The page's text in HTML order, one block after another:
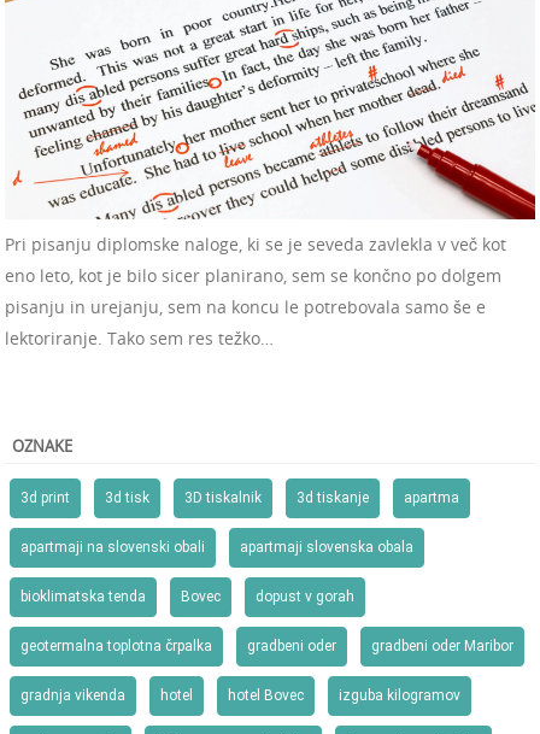
Pri pisanju diplomske naloge, ki se je seveda zavlekla v več kot
eno leto, kot je bilo sicer planirano, sem se končno po dolgem
pisanju in urejanju, sem na koncu le potrebovala samo še e
lektoriranje. Tako sem res težko…
OZNAKE
3d print 3d tisk 3D tiskalnik 3d tiskanje apartma
apartmaji na slovenski obali apartmaji slovenska obala
bioklimatska tenda Bovec dopust v gorah
geotermalna toplotna črpalka gradbeni oder gradbeni oder Maribor
gradnja vikenda hotel hotel Bovec izguba kilogramov